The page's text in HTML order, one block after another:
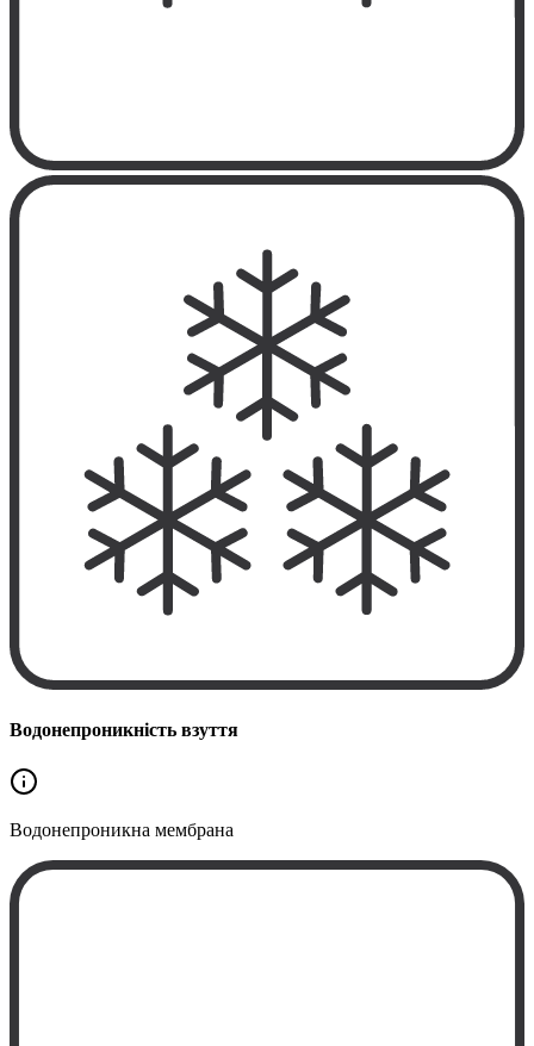
Водонепроникність взуття
Водонепроникна мембрана